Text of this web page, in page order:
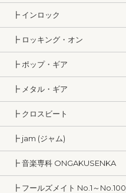
┣ インロック
┣ ロッキング・オン
┣ ポップ・ギア
┣ メタル・ギア
┣ クロスビート
┣ jam (ジャム)
┣ 音楽専科 ONGAKUSENKA
┣ フールズメイト No.1～No.100